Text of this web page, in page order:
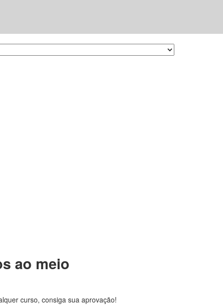
ao meio
curso, consiga sua aprovação!